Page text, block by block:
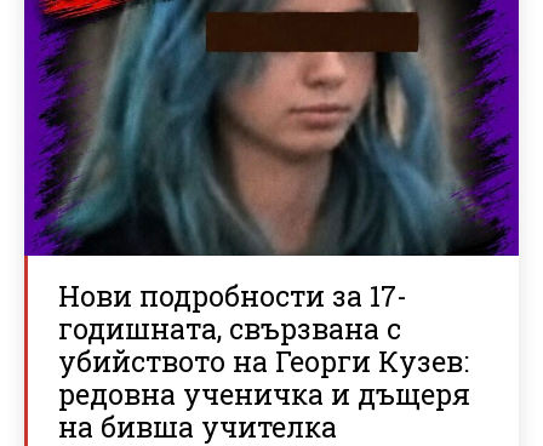
Нови подробности за 17-
годишната, свързвана с
убийството на Георги Кузев:
редовна ученичка и дъщеря
на бивша учителка